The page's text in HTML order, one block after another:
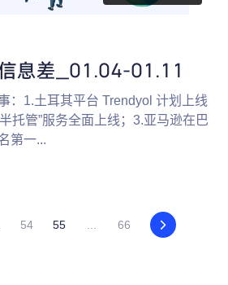
息差_01.04-01.11
：1.土耳其平台 Trendyol 计划上线
托管”服务全面上线；3.亚马逊在巴
第一...
54 55 66